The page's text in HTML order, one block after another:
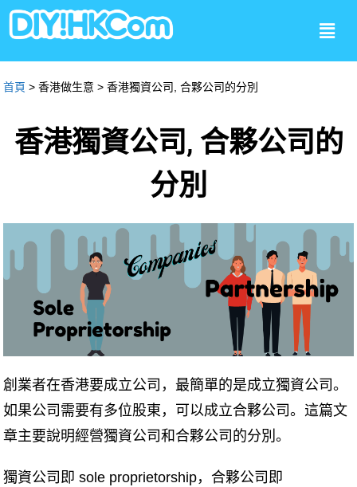
首頁 > 香港做生意 > 香港獨資公司, 合夥公司的分別
香港獨資公司, 合夥公司的
分別
創業者在香港要成立公司，最簡單的是成立獨資公司。
如果公司需要有多位股東，可以成立合夥公司。這篇文
章主要說明經營獨資公司和合夥公司的分別。
獨資公司即 sole proprietorship，合夥公司即